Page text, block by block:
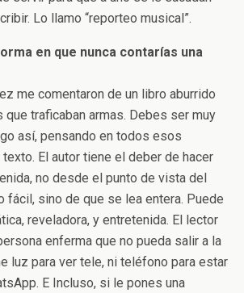
Lo llamo “reporteo musical”.
en que nunca contarías una
me comentaron de un libro aburrido
que traficaban armas. Debes ser muy
así, pensando en todos esos
El autor tiene el deber de hacer
no desde el punto de vista del
fácil, sino de que se lea entera. Puede
reveladora, y entretenida. El lector
enferma que no pueda salir a la
luz para ver tele, ni teléfono para estar
E Incluso, si le pones una